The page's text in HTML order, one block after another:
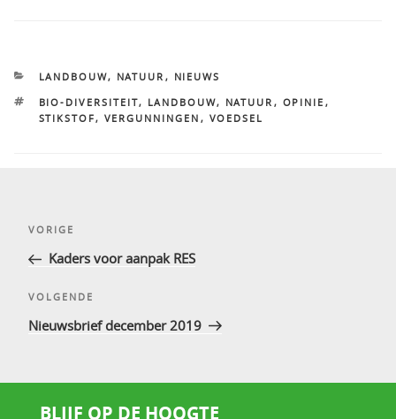
CATEGORIEËN
LANDBOUW, NATUUR , NIEUWS
TAGS
BIO-DIVERSITEIT, LANDBOUW, NATUUR , OPINIE ,
STIKSTOF, VERGUNNINGEN , VOEDSEL
Vorig
bericht
VORIGE
Kaders voor aanpak RES
Volgend
bericht
VOLGENDE
Nieuwsbrief december 2019
BLIJF OP DE HOOGTE